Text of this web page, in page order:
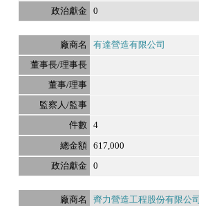
0
有達營造有限公司
4
617,000
0
齊力營造工程股份有限公司